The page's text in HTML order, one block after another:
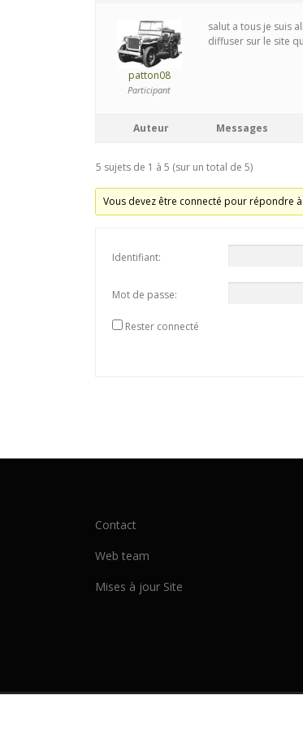
patton08
Participant
salut a tous je suis
diffuser sur le site
Auteur Messages
5 sujets de 1 à 5 (sur un total de 5)
Vous devez être connecté pour répondre à
Identifiant:
Mot de passe:
Rester connecté
Contact
Web team
Mises à jour Site